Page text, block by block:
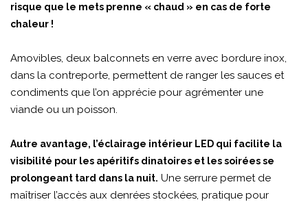
risque que le mets prenne « chaud » en cas de forte
chaleur !
Amovibles, deux balconnets en verre avec bordure inox,
dans la contreporte, permettent de ranger les sauces et
condiments que l’on apprécie pour agrémenter une
viande ou un poisson.
Autre avantage, l’éclairage intérieur LED qui facilite la
visibilité pour les apéritifs dinatoires et les soirées se
prolongeant tard dans la nuit. Une serrure permet de
maîtriser l’accès aux denrées stockées, pratique pour